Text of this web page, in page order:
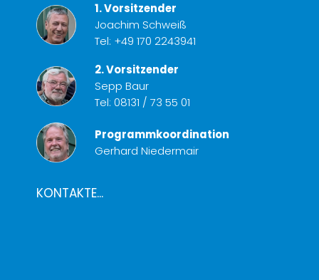
1. Vorsitzender
Joachim Schweiß
Tel: +49 170 2243941
2. Vorsitzender
Sepp Baur
Tel: 08131 / 73 55 01
Programmkoordination
Gerhard Niedermair
KONTAKTE...